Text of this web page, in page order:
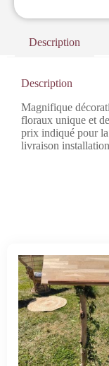
Description
Description
Magnifique
floraux unique et
prix indiqué pour
livraison